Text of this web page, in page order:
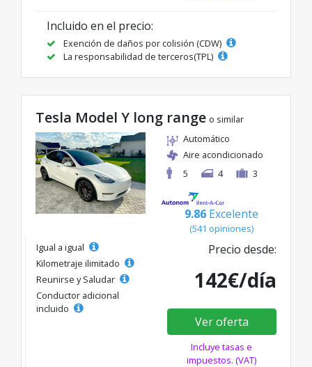
Incluido en el precio:
Exención de daños por colisión (CDW)
La responsabilidad de terceros(TPL)
Tesla Model Y long range o similar
Automático
Aire acondicionado
5
4 3
9.86 Excelente
(541 opiniones)
Igual a igual
Kilometraje ilimitado
Reunirse y Saludar
Conductor adicional
incluido
Precio desde:
142€/día
Ver oferta
Incluye tasas e
impuestos. (VAT)